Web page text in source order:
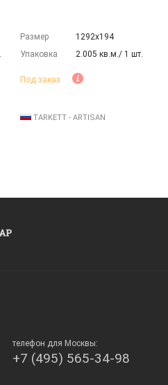
Размер
1292х194
Упаковка
2.005 кв.м./ 1 шт.
Под заказ
TARKETT - ARTISAN
телефон для Москвы:
+7 (495) 565-34-98